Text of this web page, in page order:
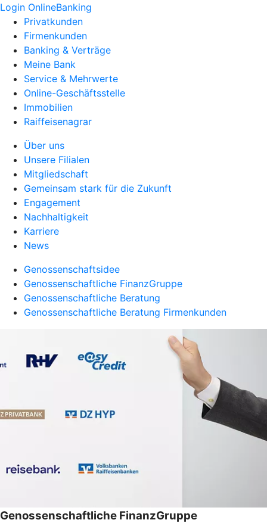
Login OnlineBanking
Privatkunden
Firmenkunden
Banking & Verträge
Meine Bank
Service & Mehrwerte
Online-Geschäftsstelle
Immobilien
Raiffeisenagrar
Über uns
Unsere Filialen
Mitgliedschaft
Gemeinsam stark für die Zukunft
Engagement
Nachhaltigkeit
Karriere
News
Genossenschaftsidee
Genossenschaftliche FinanzGruppe
Genossenschaftliche Beratung
Genossenschaftliche Beratung Firmenkunden
Genossenschaftliche FinanzGruppe